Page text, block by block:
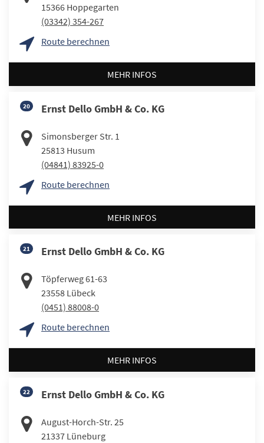
15366 Hoppegarten
(03342) 354-267
Route berechnen
MEHR INFOS
20 Ernst Dello GmbH & Co. KG
Simonsberger Str. 1
25813 Husum
(04841) 83925-0
Route berechnen
MEHR INFOS
21 Ernst Dello GmbH & Co. KG
Töpferweg 61-63
23558 Lübeck
(0451) 88008-0
Route berechnen
MEHR INFOS
22 Ernst Dello GmbH & Co. KG
August-Horch-Str. 25
21337 Lüneburg